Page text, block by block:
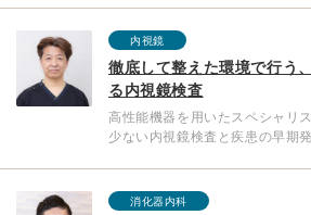
内視鏡
徹底して整えた環境で行う
る内視鏡検査
高性能機器を用いたスペシャリ
少ない内視鏡検査と疾患の早期
消化器内科